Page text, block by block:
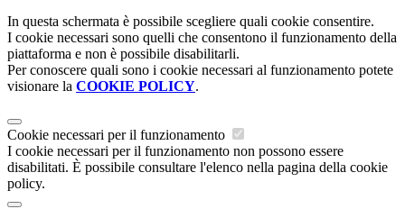
In questa schermata è possibile scegliere quali cookie consentire.
I cookie necessari sono quelli che consentono il funzionamento della
piattaforma e non è possibile disabilitarli.
Per conoscere quali sono i cookie necessari al funzionamento potete
visionare la COOKIE POLICY.
Cookie necessari per il funzionamento
I cookie necessari per il funzionamento non possono essere
disabilitati. È possibile consultare l'elenco nella pagina della cookie
policy.